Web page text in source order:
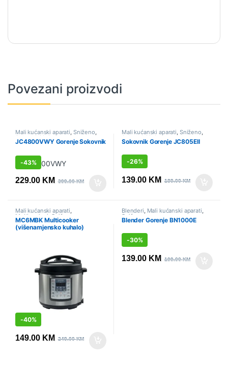
Povezani proizvodi
Mali kućanski aparati, Sniženo,
Sokovnici i citrusete
JC4800VWY Gorenje Sokovnik
-43%
229.00 KM 399.00KM
Mali kućanski aparati, Sniženo,
Sokovnici i citrusete
Sokovnik Gorenje JC805EII
-26%
139.00 KM 189.00KM
Mali kućanski aparati,
Multicookeri, Sniženo
MC6MBK Multicooker
(višenamjensko kuhalo)
-40%
149.00 KM 249.00KM
Blenderi, Mali kućanski aparati,
Sniženo
Blender Gorenje BN1000E
-30%
139.00 KM 199.00KM